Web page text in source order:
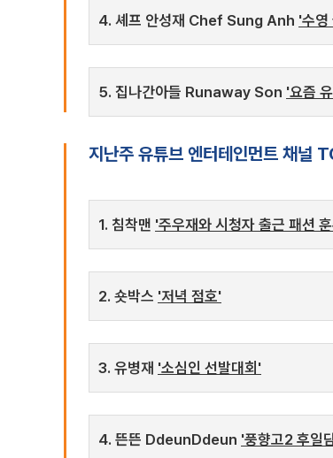
4. 셰프 안성재 Chef Sung Anh '수영
5. 집나간아들 Runaway Son '요즘
지난주 유튜브 엔터테인먼트 채널
1. 침착맨 '주우재와 시청자 출근 패션
2. 숏박스 '저녁 점호'
3. 유병재 '소심인 선발대회'
4. 뜬뜬 DdeunDdeun '풍향고2 후일